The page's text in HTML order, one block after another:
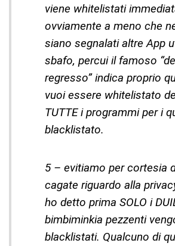
viene whitelistati
ovviamente a meno che
siano segnalati altre App
sbafo, percui il famoso
regresso” indica proprio
vuoi essere whitelistato
TUTTE i programmi per i
blacklistato.
5 – evitiamo per cortesia
cagate riguardo alla
ho detto prima SOLO i
bimbiminkia pezzenti
blacklistati. Qualcuno di